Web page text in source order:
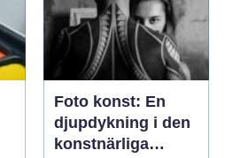
Foto konst: En
djupdykning i den
konstnärliga